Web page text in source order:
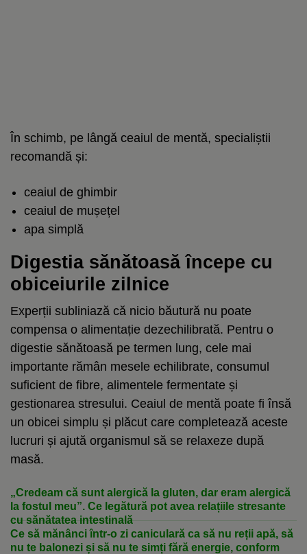
În schimb, pe lângă ceaiul de mentă, specialiștii
recomandă și:
ceaiul de ghimbir
ceaiul de mușețel
apa simplă
Digestia sănătoasă începe cu
obiceiurile zilnice
Experții subliniază că nicio băutură nu poate
compensa o alimentație dezechilibrată. Pentru o
digestie sănătoasă pe termen lung, cele mai
importante rămân mesele echilibrate, consumul
suficient de fibre, alimentele fermentate și
gestionarea stresului. Ceaiul de mentă poate fi însă
un obicei simplu și plăcut care completează aceste
lucruri și ajută organismul să se relaxeze după
masă.
„Credeam că sunt alergică la gluten, dar eram alergică
la fostul meu”. Ce legătură pot avea relațiile stresante
cu sănătatea intestinală
Ce să mănânci într-o zi caniculară ca să nu reții apă, să
nu te balonezi și să nu te simți fără energie, conform